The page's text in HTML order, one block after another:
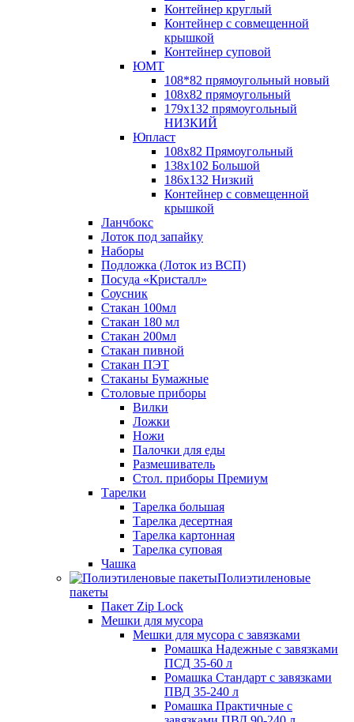
Контейнер круглый
Контейнер с совмещенной
крышкой
Контейнер суповой
ЮМТ
108*82 прямоугольный новый
108х82 прямоугольный
179х132 прямоугольный
НИЗКИЙ
Юпласт
108х82 Прямоугольный
138х102 Большой
186х132 Низкий
Контейнер с совмещенной
крышкой
Ланчбокс
Лоток под запайку
Наборы
Подложка (Лоток из ВСП)
Посуда «Кристалл»
Соусник
Стакан 100мл
Стакан 180 мл
Стакан 200мл
Стакан пивной
Стакан ПЭТ
Стаканы Бумажные
Столовые приборы
Вилки
Ложки
Ножи
Палочки для еды
Размешиватель
Стол. приборы Премиум
Тарелки
Тарелка большая
Тарелка десертная
Тарелка картонная
Тарелка суповая
Чашка
Полиэтиленовые
пакеты
Пакет Zip Lock
Мешки для мусора
Мешки для мусора с завязками
Ромашка Надежные с завязками
ПСД 35-60 л
Ромашка Стандарт с завязками
ПВД 35-240 л
Ромашка Практичные с